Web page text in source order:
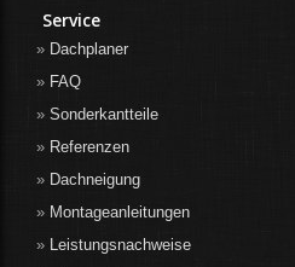
Service
Dachplaner
FAQ
Sonderkantteile
Referenzen
Dachneigung
Montageanleitungen
Leistungsnachweise